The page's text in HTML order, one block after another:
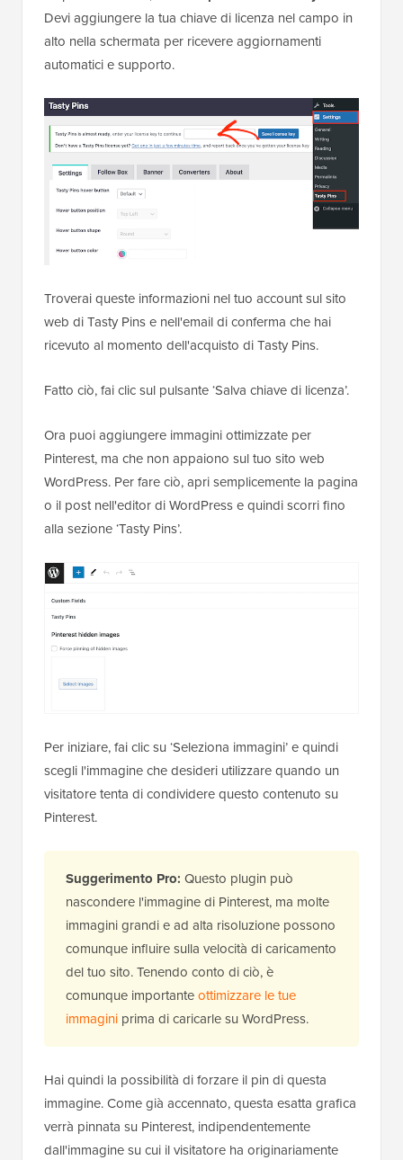
Devi aggiungere la tua chiave di licenza nel campo in
alto nella schermata per ricevere aggiornamenti
automatici e supporto.
Troverai queste informazioni nel tuo account sul sito
web di Tasty Pins e nell'email di conferma che hai
ricevuto al momento dell'acquisto di Tasty Pins.
Fatto ciò, fai clic sul pulsante ‘Salva chiave di licenza’.
Ora puoi aggiungere immagini ottimizzate per
Pinterest, ma che non appaiono sul tuo sito web
WordPress. Per fare ciò, apri semplicemente la pagina
o il post nell'editor di WordPress e quindi scorri fino
alla sezione ‘Tasty Pins’.
Per iniziare, fai clic su ‘Seleziona immagini’ e quindi
scegli l'immagine che desideri utilizzare quando un
visitatore tenta di condividere questo contenuto su
Pinterest.
Suggerimento Pro: Questo plugin può
nascondere l'immagine di Pinterest, ma molte
immagini grandi e ad alta risoluzione possono
comunque influire sulla velocità di caricamento
del tuo sito. Tenendo conto di ciò, è
comunque importanteottimizzare le tue
immagini prima di caricarle su WordPress.
Hai quindi la possibilità di forzare il pin di questa
immagine. Come già accennato, questa esatta grafica
verrà pinnata su Pinterest, indipendentemente
dall'immagine su cui il visitatore ha originariamente